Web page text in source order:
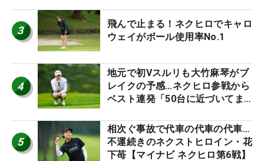
3
飛んで止まる！ネクヒロでキャロ
ウェイがボール使用率No.1
4
地元で初Vスルリも大竹麻琴がブ
レイクの予感…ネクヒロ参戦から
ベスト連発「50台に近づいてま
戦】
5
相次ぐ事故で代車の代車の代車…
不運続きのネクストヒロイン・花
下苺【マイナビ ネクヒロ第6戦】